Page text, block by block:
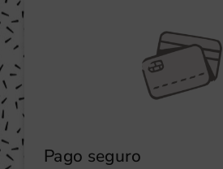
Pago seguro